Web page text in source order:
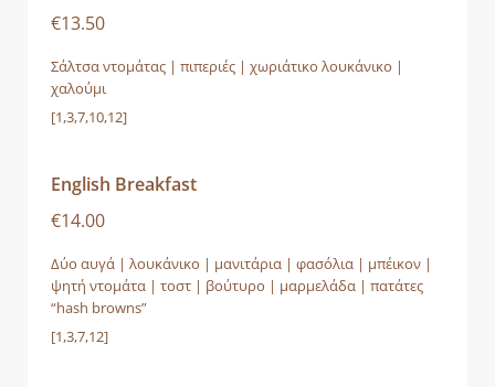
€13.50
Σάλτσα ντομάτας | πιπεριές | χωριάτικο λουκάνικο |
χαλούμι
[1,3,7,10,12]
English Breakfast
€14.00
Δύο αυγά | λουκάνικο | μανιτάρια | φασόλια | μπέικον |
ψητή ντομάτα | τoστ | βούτυρο | μαρμελάδα | πατάτες
“hash browns”
[1,3,7,12]